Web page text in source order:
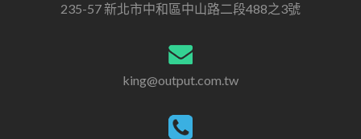
235-57 新北市中和區中山路二段488之3號
king@output.com.tw